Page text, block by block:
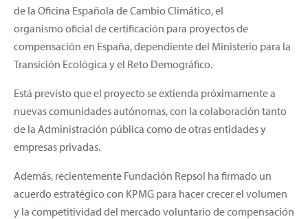
de la Oficina Española de Cambio Climático, el
organismo oficial de certificación para proyectos de
compensación en España, dependiente del Ministerio para la
Transición Ecológica y el Reto Demográfico.
Está previsto que el proyecto se extienda próximamente a
nuevas comunidades autónomas, con la colaboración tanto
de la Administración pública como de otras entidades y
empresas privadas.
Además, recientemente Fundación Repsol ha firmado un
acuerdo estratégico con KPMG para hacer crecer el volumen
y la competitividad del mercado voluntario de compensación